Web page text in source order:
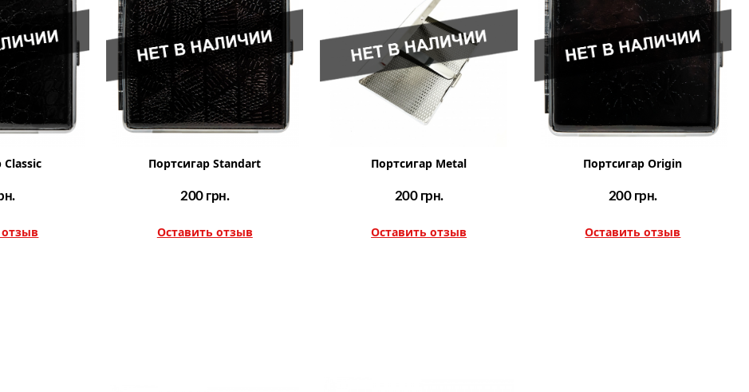
Classic Портсигар Standart
200 грн.
Оставить отзыв
Портсигар Metal
200 грн.
Оставить отзыв
Портсигар Origin
200 грн.
Оставить отзыв